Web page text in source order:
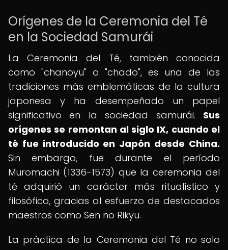
Orígenes de la Ceremonia del Té
en la Sociedad Samurái
La Ceremonia del Té, también conocida
como "chanoyu" o "chado", es una de las
tradiciones más emblemáticas de la cultura
japonesa y ha desempeñado un papel
significativo en la sociedad samurái. Sus
orígenes se remontan al siglo IX, cuando el
té fue introducido en Japón desde China.
Sin embargo, fue durante el período
Muromachi (1336-1573) que la ceremonia del
té adquirió un carácter más ritualístico y
filosófico, gracias al esfuerzo de destacados
maestros como Sen no Rikyu.
La práctica de la Ceremonia del Té no solo